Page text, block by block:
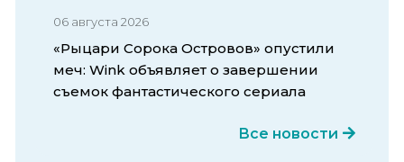
06 августа 2026
«Рыцари Сорока Островов» опустили
меч: Wink объявляет о завершении
съемок фантастического сериала
Все новости